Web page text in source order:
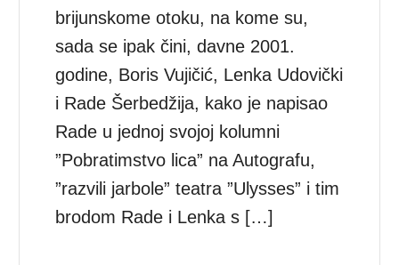
brijunskome otoku, na kome su,
sada se ipak čini, davne 2001.
godine, Boris Vujičić, Lenka Udovički
i Rade Šerbedžija, kako je napisao
Rade u jednoj svojoj kolumni
”Pobratimstvo lica” na Autografu,
”razvili jarbole” teatra ”Ulysses” i tim
brodom Rade i Lenka s […]